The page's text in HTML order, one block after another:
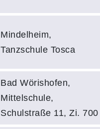
Mindelheim,
Tanzschule Tosca
Bad Wörishofen,
Mittelschule,
Schulstraße 11, Zi. 700